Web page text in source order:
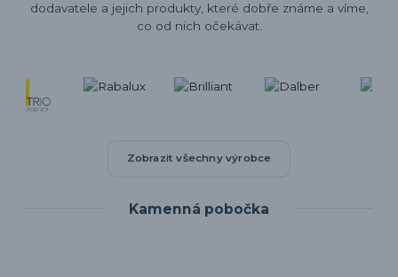
dodavatele a jejich produkty, které dobře známe a víme,
co od nich očekávat.
Zobrazit všechny výrobce
Kamenná pobočka